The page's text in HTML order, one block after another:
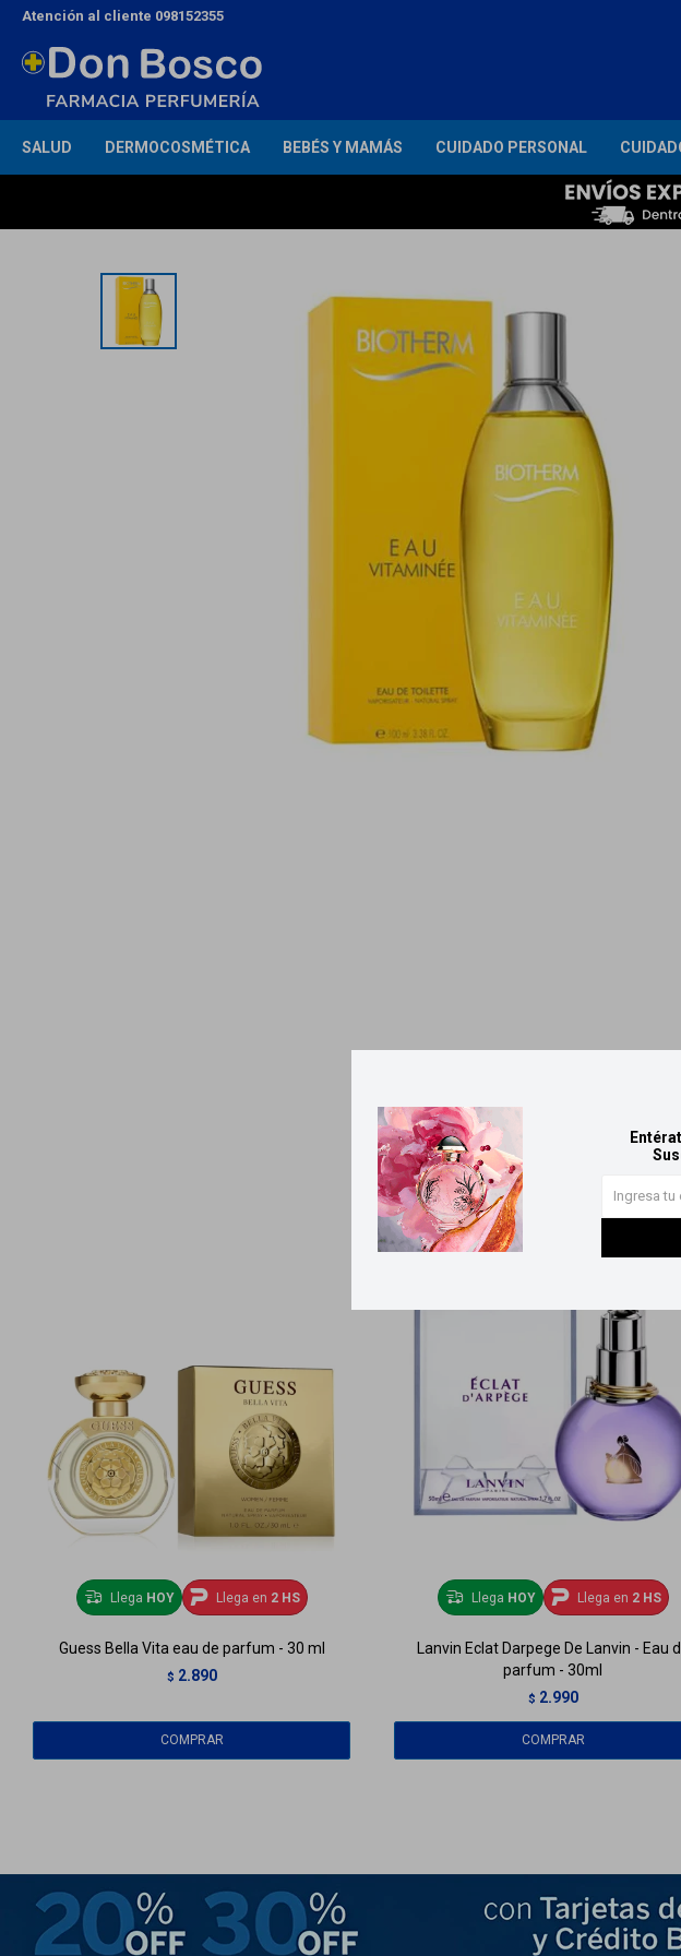
SALUD DERMOCOSMÉTICA BEBÉS Y MAMÁS CUIDADO PERSONAL
Atención al cliente 098152355
Llega HOY Llega en 2 HS
Guess Bella Vita eau de parfum - 30 ml
$ 2.890
Llega HOY Llega en 2 HS
Lanvin Eclat Darpege De Lanvin - Eau
parfum - 30ml
$ 2.990